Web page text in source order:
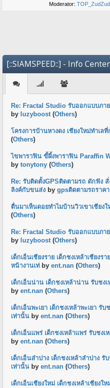
Moderator:
[::SIAMSPEED::] - Info Center
Re: Fractal Studio รับออกแบบภา
by luzyboost(Others)
โครงการบ้านหางดง เชียงใหม่ทำเล
(Others)
ไขพาราฟิน ขี้ผึ้งพาราฟิน Paraffin
bytonytony (Others)
Re: รับติดตั้งGPSติดตามรถ ดักฟัง
ลิงค์กับขนส่ง bygpsติดตามรถราค
ตื่นมาเห็นดอยทำไมบ้านวิวเขาเชียง
(Others)
Re: Fractal Studio รับออกแบบภา
by luzyboost(Others)
เด็กเอ็นเชียงราย เด็กชงเหล้าเชียงร
หน้างานเท่ byent.nan (Others)
เด็กเอ็นน่าน เด็กชงเหล้าน่าน รับชง
byent.nan (Others)
เด็กเอ็นพะเยา เด็กชงเหล้าพะเยา รั
เท่านั้น byent.nan (Others)
เด็กเอ็นแพร่ เด็กชงเหล้าแพร่ รับชง
byent.nan (Others)
เด็กเอ็นลำปาง เด็กชงเหล้าลำปาง
เท่านั้น byent.nan (Others)
เด็กเอ็นเชียงใหม่ เด็กชงเหล้าเชียงใ